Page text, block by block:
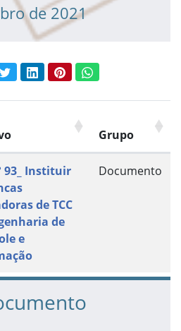
de 2021
conteúdo:
TwitterLinkedInPinterestWhatsApp
Grupo
93_ Instituir
de TCC
de
e
Documento